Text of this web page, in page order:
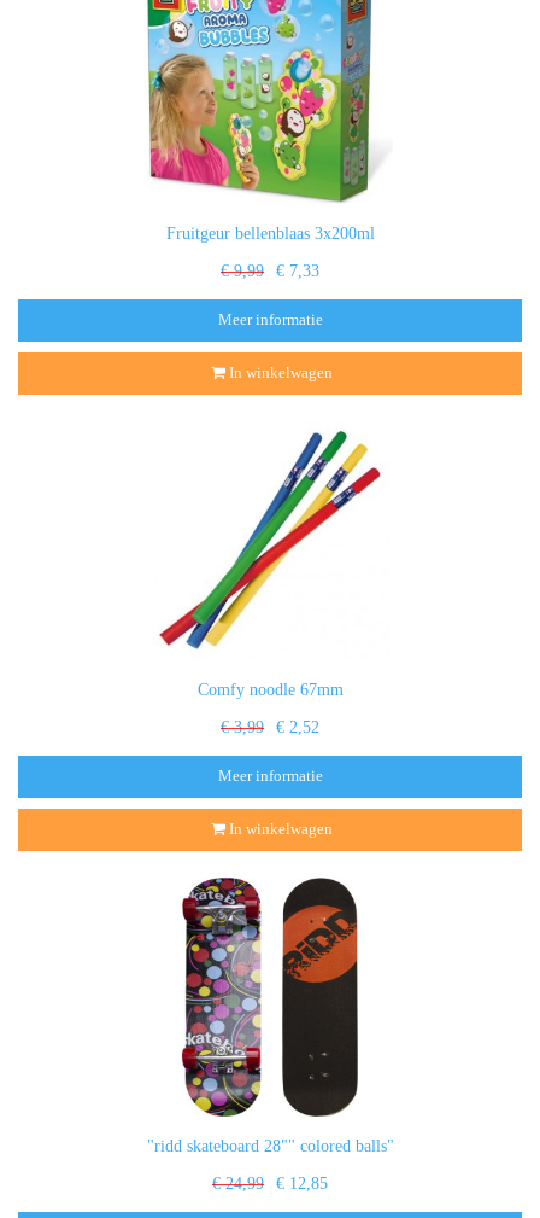
Fruitgeur bellenblaas 3x200ml
€ 9,99 € 7,33
Meer informatie
In winkelwagen
Comfy noodle 67mm
€ 3,99 € 2,52
Meer informatie
In winkelwagen
"ridd skateboard 28"" colored balls"
€ 24,99 € 12,85